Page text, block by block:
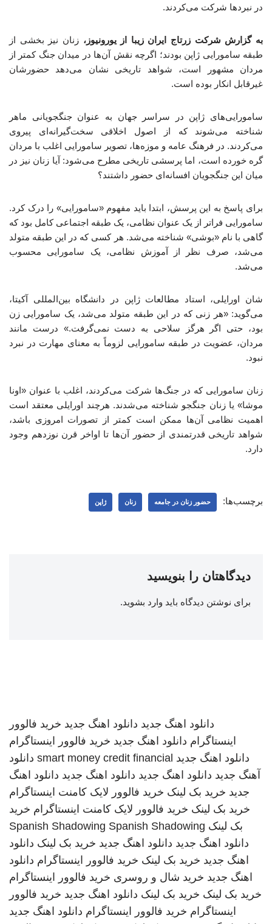
در نبردها شرکت می‌کردند.
به گزارش شرکت زرتاج ایران زیبا از یورونیوز، زنان نیز بخشی از
طبقه سامورایی ژاپن بودند؛ اگرچه نقش آن‌ها در میدان جنگ کمتر از
مردان مشهور است، شواهد تاریخی نشان می‌دهد حضورشان
غیرقابل انکار بوده است.
سامورایی‌های ژاپن در سراسر جهان به عنوان جنگجویانی ماهر
شناخته می‌شوند که از اصول اخلاقی سخت‌گیرانه‌ای پیروی
می‌کردند. در فرهنگ عامه و موزه‌ها، تصویر سامورایی اغلب با مردان
گره خورده است، اما پرسشی تاریخی مطرح می‌شود: آیا زنان نیز در
میان این جنگجویان افسانه‌ای حضور داشتند؟
برای پاسخ به این پرسش، ابتدا باید مفهوم «سامورایی» را درک کرد.
سامورایی فراتر از یک عنوان نظامی، یک طبقه اجتماعی کامل بود که
گاهی با نام «بوشی» شناخته می‌شد. هر کسی که در این طبقه متولد
می‌شد، صرف نظر از آموزش نظامی، یک سامورایی محسوب
می‌شد.
شان اورایلی، استاد مطالعات ژاپن در دانشگاه بین‌المللی آکیتا،
می‌گوید: «هر زنی که در این طبقه متولد می‌شد، یک سامورایی زن
بود، حتی اگر هرگز سلاحی به دست نمی‌گرفت.» درست مانند
مردان، عضویت در طبقه سامورایی لزوماً به معنای مهارت در نبرد
نبود.
زنان سامورایی که در جنگ‌ها شرکت می‌کردند، اغلب با عنوان «اونا
موشا» یا زنان جنگجو شناخته می‌شدند. هرچند اورایلی معتقد است
اهمیت نظامی آن‌ها ممکن است کمتر از تصورات امروزی باشد،
شواهد تاریخی قدرتمندی از حضور آن‌ها تا اواخر قرن نوزدهم وجود
دارد.
برچسب‌ها: حضور زنان در جامعه زنان ژاپن
دیدگاهتان را بنویسید
برای نوشتن دیدگاه باید وارد بشوید.
دانلود اهنگ جدید دانلود اهنگ جدید خرید فالوور
اینستاگرام دانلود اهنگ جدید خرید فالوور اینستاگرام
دانلود اهنگ جدید smart money credit financial دانلود
آهنگ جدید دانلود اهنگ جدید دانلود اهنگ جدید دانلود اهنگ
جدید خرید بک لینک خرید فالوور لایک کامنت اینستاگرام
خرید بک لینک خرید فالوور لایک کامنت اینستاگرام خرید
بک لینک
Spanish Shadowing Spanish Shadowing
دانلود اهنگ جدید دانلود اهنگ جدید خرید بک لینک دانلود
اهنگ جدید خرید بک لینک خرید فالوور اینستاگرام دانلود
اهنگ جدید خرید شال و روسری خرید فالوور اینستاگرام
خرید بک لینک خرید بک لینک دانلود اهنگ جدید خرید فالوور
اینستاگرام خرید فالوور اینستاگرام دانلود اهنگ جدید